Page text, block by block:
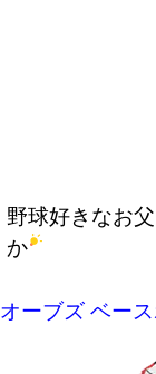
野球好きなお
か
オーブズ ベー